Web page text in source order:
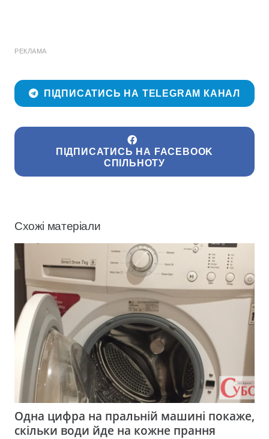
РЕКЛАМА
ПІДПИСАТИСЬ НА TELEGRAM КАНАЛ
ПІДПИСАТИСЬ НА FACEBOOK
СПІЛЬНОТУ
Схожі матеріали
Одна цифра на пральній машині покаже,
скільки води йде на кожне прання